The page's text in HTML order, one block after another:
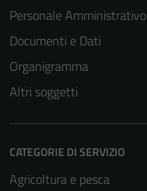
Personale Amministrativo
Documenti e Dati
Organigramma
Altri soggetti
CATEGORIE DI SERVIZIO
Agricoltura e pesca